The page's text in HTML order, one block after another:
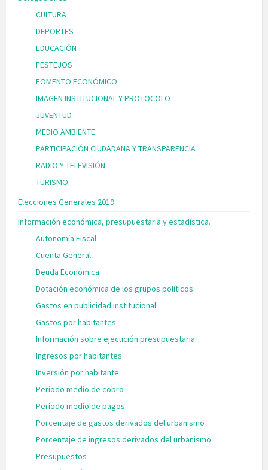
CULTURA
DEPORTES
EDUCACIÓN
FESTEJOS
FOMENTO ECONÓMICO
IMAGEN INSTITUCIONAL Y PROTOCOLO
JUVENTUD
MEDIO AMBIENTE
PARTICIPACIÓN CIUDADANA Y TRANSPARENCIA
RADIO Y TELEVISIÓN
TURISMO
Elecciones Generales 2019
Información económica, presupuestaria y estadística.
Autonomía Fiscal
Cuenta General
Deuda Económica
Dotación económica de los grupos políticos
Gastos en publicidad institucional
Gastos por habitantes
Información sobre ejecución presupuestaria
Ingresos por habitantes
Inversión por habitante
Período medio de cobro
Período medio de pagos
Porcentaje de gastos derivados del urbanismo
Porcentaje de ingresos derivados del urbanismo
Presupuestos